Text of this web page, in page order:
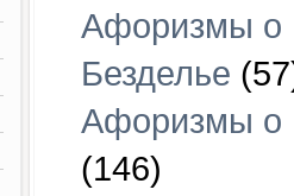
Афоризмы о
Безделье
Афоризмы о
(146)